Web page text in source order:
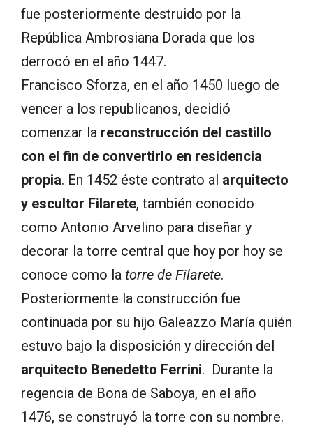
fue posteriormente destruido por la
República Ambrosiana Dorada que los
derrocó en el año 1447.
Francisco Sforza, en el año 1450 luego de
vencer a los republicanos, decidió
comenzar la reconstrucción del castillo
con el fin de convertirlo en residencia
propia. En 1452 éste contrato al arquitecto
y escultor Filarete, también conocido
como Antonio Arvelino para diseñar y
decorar la torre central que hoy por hoy se
conoce como la torre de Filarete.
Posteriormente la construcción fue
continuada por su hijo Galeazzo María quién
estuvo bajo la disposición y dirección del
arquitecto Benedetto Ferrini. Durante la
regencia de Bona de Saboya, en el año
1476, se construyó la torre con su nombre.